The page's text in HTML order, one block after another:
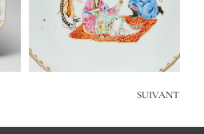
SUIVANT